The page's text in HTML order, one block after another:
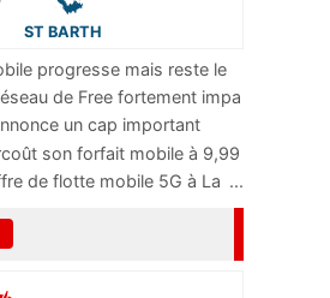
ST BARTH
progresse mais reste le
...
de Free fortement impa
un cap important
...
son forfait mobile à 9,99
de flotte mobile 5G à La ...